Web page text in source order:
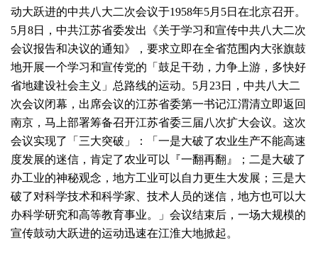
动大跃进的中共八大二次会议于1958年5月5日在北京召开。
5月8日，中共江苏省委发出《关于学习和宣传中共八大二次
会议报告和决议的通知》，要求立即在全省范围内大张旗鼓
地开展一个学习和宣传党的「鼓足干劲，力争上游，多快好
省地建设社会主义」总路线的运动。5月23日，中共八大二
次会议闭幕，出席会议的江苏省委第一书记江渭清立即返回
南京，马上部署筹备召开江苏省委三届八次扩大会议。这次
会议实现了「三大突破」：「一是大破了农业生产不能高速
度发展的迷信，肯定了农业可以『一翻再翻』；二是大破了
办工业的神秘观念，地方工业可以自力更生大发展；三是大
破了对科学技术和科学家、技术人员的迷信，地方也可以大
办科学研究和高等教育事业。」会议结束后，一场大规模的
宣传鼓动大跃进的运动迅速在江淮大地掀起。